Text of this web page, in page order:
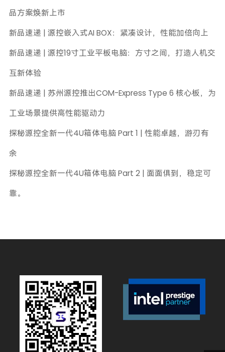
品方案焕新上市
新品速递 | 源控嵌入式AI BOX：紧凑设计，性能加倍向上
新品速递 | 源控19寸工业平板电脑：方寸之间，打造人机交
互新体验
新品速递 | 苏州源控推出COM-Express Type 6 核心板，为
工业场景提供高性能驱动力
探秘源控全新一代4U箱体电脑 Part 1 | 性能卓越，游刃有
余
探秘源控全新一代4U箱体电脑 Part 2 | 面面俱到，稳定可
靠。